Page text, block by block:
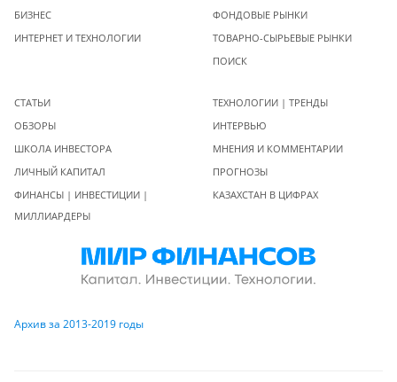
БИЗНЕС
ИНТЕРНЕТ И ТЕХНОЛОГИИ
ФОНДОВЫЕ РЫНКИ
ТОВАРНО-СЫРЬЕВЫЕ РЫНКИ
ПОИСК
СТАТЬИ
ОБЗОРЫ
ШКОЛА ИНВЕСТОРА
ЛИЧНЫЙ КАПИТАЛ
ФИНАНСЫ | ИНВЕСТИЦИИ |
МИЛЛИАРДЕРЫ
ТЕХНОЛОГИИ | ТРЕНДЫ
ИНТЕРВЬЮ
МНЕНИЯ И КОММЕНТАРИИ
ПРОГНОЗЫ
КАЗАХСТАН В ЦИФРАХ
Архив за 2013-2019 годы